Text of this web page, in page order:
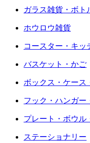
ガラス雑貨・ボト
ホウロウ雑貨
コースター・キッ
バスケット・かご
ボックス・ケース
フック・ハンガー
プレート・ボウル
ステーショナリー